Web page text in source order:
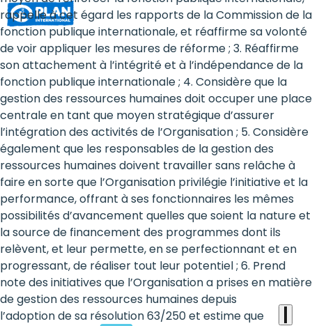
human
rights:
Positioning
girls
at
the
heart
of
the
international
agenda
rappelle à cet égard les rapports de la Commission de la
fonction publique internationale, et réaffirme sa volonté
de voir appliquer les mesures de réforme ; 3. Réaffirme
son attachement à l’intégrité et à l’indépendance de la
fonction publique internationale ; 4. Considère que la
gestion des ressources humaines doit occuper une place
centrale en tant que moyen stratégique d’assurer
l’intégration des activités de l’Organisation ; 5. Considère
également que les responsables de la gestion des
ressources humaines doivent travailler sans relâche à
faire en sorte que l’Organisation privilégie l’initiative et la
performance, offrant à ses fonctionnaires les mêmes
possibilités d’avancement quelles que soient la nature et
la source de financement des programmes dont ils
relèvent, et leur permette, en se perfectionnant et en
progressant, de réaliser tout leur potentiel ; 6. Prend
note des initiatives que l’Organisation a prises en matière
de gestion des ressources humaines depuis
l’adoption de sa résolution 63/250 et estime que